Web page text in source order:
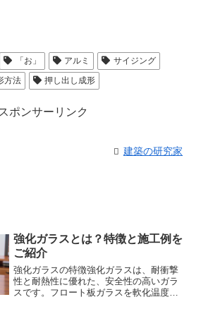
「お」 アルミ
サイジング
方法 押し出し成形
スポンサーリンク
建築の研究家
強化ガラスとは？特徴と施工例を
ご紹介
強化ガラスの特徴強化ガラスは、耐衝撃
性と耐熱性に優れた、安全性の高いガラ
スです。フロート板ガラスを軟化温度付